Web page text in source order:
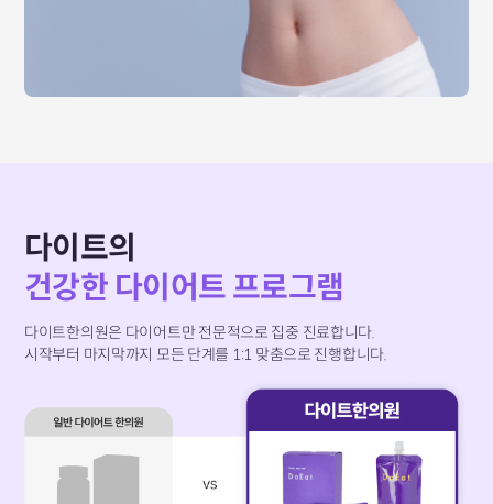
다이트의
건강한 다이어트 프로그램
다이트한의원은 다이어트만 전문적으로 집중 진료합니다.
시작부터 마지막까지 모든 단계를 1:1 맞춤으로 진행합니다.